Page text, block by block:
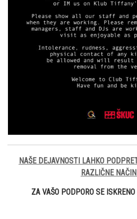
NAŠE DEJAVNOSTI LAHKO
RAZLIČNE
ZA VAŠO PODPORO SE